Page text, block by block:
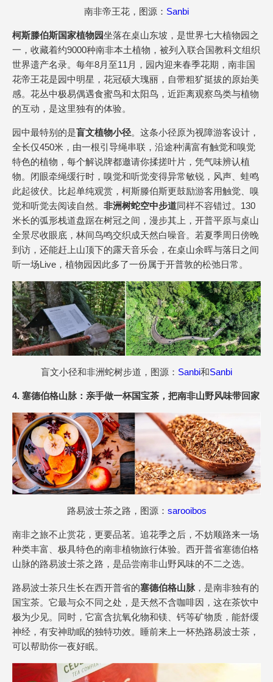
南非帝王花，图源： Sanbi
柯斯滕伯斯国家植物园坐落在桌山东坡，是世界七大植物园之
一，收藏着约9000种南非本土植物，被列入联合国教科文组织
世界遗产名录。每年8月至11月，园内迎来春季花期，南非国
花帝王花是园中明星，花冠硕大瑰丽，自带粗犷挺拔的原始美
感。花丛中极易偶遇食蜜鸟和太阳鸟，近距离观察鸟类与植物
的互动，是这里独有的体验。
园中最特别的是盲文植物小径。这条小径原为视障游客设计，
全长仅450米，由一根引导绳串联，沿途种满富有触觉和嗅觉
特色的植物，每个解说牌都邀请你揉搓叶片，凭气味辨认植
物。闭眼牵绳缓行时，嗅觉和听觉变得异常敏锐，风声、蛙鸣
此起彼伏。比起单纯观赏，柯斯滕伯斯更鼓励游客用触觉、嗅
觉和听觉去阅读自然。 非洲树蛇空中步道同样不容错过。130
米长的弧形栈道盘踞在树冠之间，漫步其上，开普平原与桌山
全景尽收眼底，林间鸟鸣交织成天然白噪音。若夏季周日傍晚
到访，还能赶上山顶下的露天音乐会，在桌山余晖与落日之间
听一场Live，植物园因此多了一份属于开普敦的松弛日常。
盲文小径和非洲蛇树步道，图源： Sanbi和Sanbi
4. 塞德伯格山脉：亲手做一杯国宝茶，把南非山野风味带回家
路易波士茶之路，图源： sarooibos
南非之旅不止赏花，更要品茗。追花季之后，不妨顺路来一场
种类丰富、极具特色的南非植物旅行体验。西开普省塞德伯格
山脉的路易波士茶之路，是品尝南非山野风味的不二之选。
路易波士茶只生长在西开普省的塞德伯格山脉 ，是南非独有的
国宝茶。它最与众不同之处，是天然不含咖啡因，这在茶饮中
极为少见。同时，它富含抗氧化物和镁、钙等矿物质，能舒缓
神经，有安神助眠的独特功效。睡前来上一杯热路易波士茶，
可以帮助你一夜好眠。